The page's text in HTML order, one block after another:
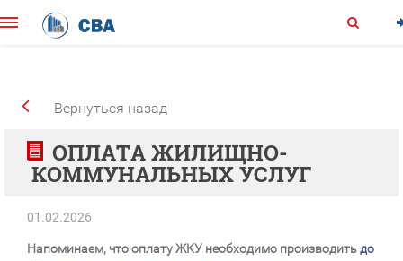
Вернуться назад
ОПЛАТА ЖИЛИЩНО-
КОММУНАЛЬНЫХ УСЛУГ
01.02.2026
Напоминаем, что оплату ЖКУ необходимо производитьдо